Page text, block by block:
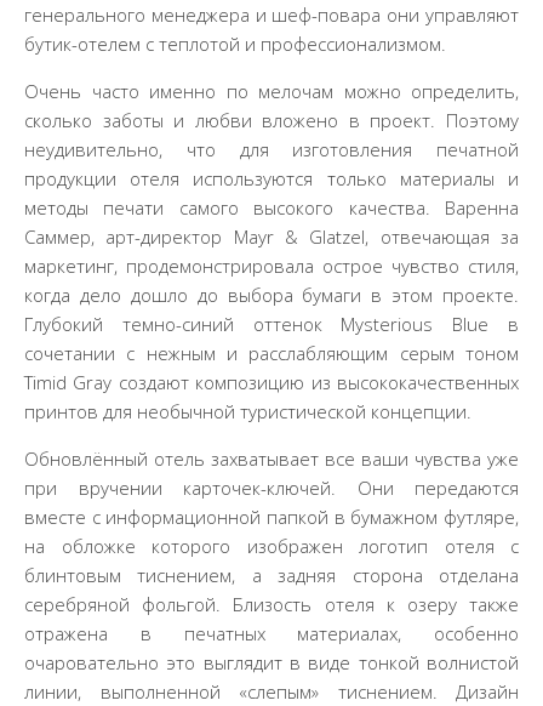
генерального менеджера и шеф-повара они управляют
бутик-отелем с теплотой и профессионализмом.
Очень часто именно по мелочам можно определить,
сколько заботы и любви вложено в проект. Поэтому
неудивительно, что для изготовления печатной
продукции отеля используются только материалы и
методы печати самого высокого качества. Варенна
Саммер, арт-директор Mayr & Glatzel, отвечающая за
маркетинг, продемонстрировала острое чувство стиля,
когда дело дошло до выбора бумаги в этом проекте.
Глубокий темно-синий оттенок Mysterious Blue в
сочетании с нежным и расслабляющим серым тоном
Timid Gray создают композицию из высококачественных
принтов для необычной туристической концепции.
Обновлённый отель захватывает все ваши чувства уже
при вручении карточек-ключей. Они передаются
вместе с информационной папкой в бумажном футляре,
на обложке которого изображен логотип отеля с
блинтовым тиснением, а задняя сторона отделана
серебряной фольгой. Близость отеля к озеру также
отражена в печатных материалах, особенно
очаровательно это выглядит в виде тонкой волнистой
линии, выполненной «слепым» тиснением. Дизайн